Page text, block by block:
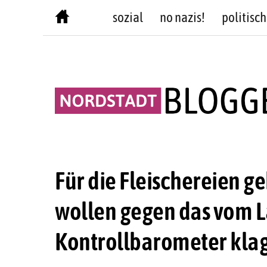
sozial no nazis! politisch
Für die Fleischereien
wollen gegen das vom
Kontrollbarometer